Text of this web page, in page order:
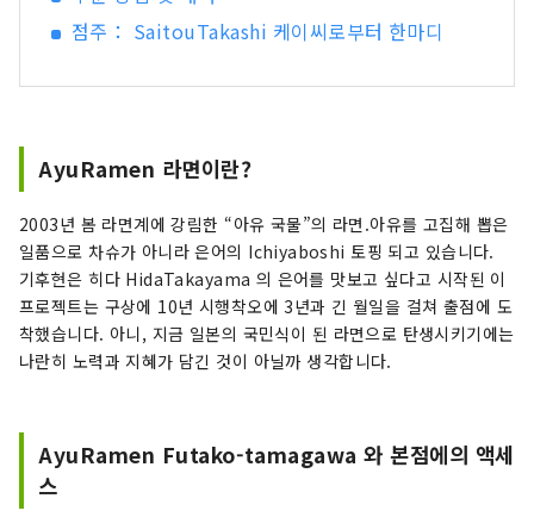
점주： SaitouTakashi 케이씨로부터 한마디
AyuRamen 라면이란?
2003년 봄 라면계에 강림한 “아유 국물”의 라면.아유를 고집해 뽑은
일품으로 차슈가 아니라 은어의 Ichiyaboshi 토핑 되고 있습니다.
기후현은 히다 HidaTakayama 의 은어를 맛보고 싶다고 시작된 이
프로젝트는 구상에 10년 시행착오에 3년과 긴 월일을 걸쳐 출점에 도
착했습니다. 아니, 지금 일본의 국민식이 된 라면으로 탄생시키기에는
나란히 노력과 지혜가 담긴 것이 아닐까 생각합니다.
AyuRamen Futako-tamagawa 와 본점에의 액세
스